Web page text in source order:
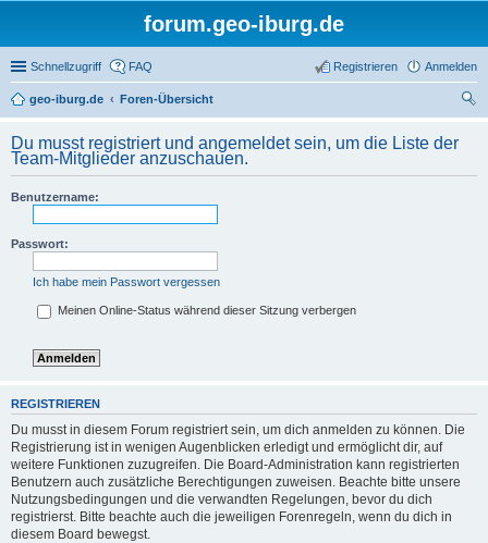
forum.geo-iburg.de
Schnellzugriff FAQ Anmelden
Registrieren
geo-iburg.de
Foren-Übersicht
Du musst registriert und angemeldet sein, um die Liste der
Team-Mitglieder anzuschauen.
Benutzername:
Passwort:
Ich habe mein Passwort vergessen
Meinen Online-Status während dieser Sitzung verbergen
REGISTRIEREN
Du musst in diesem Forum registriert sein, um dich anmelden zu können. Die
Registrierung ist in wenigen Augenblicken erledigt und ermöglicht dir, auf
weitere Funktionen zuzugreifen. Die Board-Administration kann registrierten
Benutzern auch zusätzliche Berechtigungen zuweisen. Beachte bitte unsere
Nutzungsbedingungen und die verwandten Regelungen, bevor du dich
registrierst. Bitte beachte auch die jeweiligen Forenregeln, wenn du dich in
diesem Board bewegst.